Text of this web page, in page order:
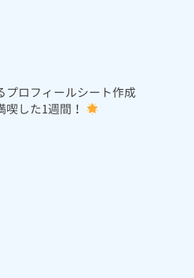
プロフィールシート作成
した1週間！